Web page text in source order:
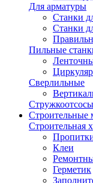
Для арматуры
Станки
Станки
Пильные
Сверлильные
Стружкоотсосы
Строительные
Строительная
Клеи
Герметик